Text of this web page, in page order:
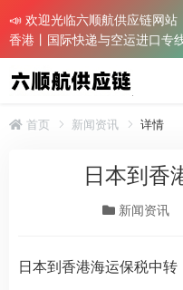
📣 欢迎光临六顺航供应链网
香港丨国际快递与空运进口专
首页 新闻资讯 详情
日本到香
新闻资讯
日本到香港海运保税中